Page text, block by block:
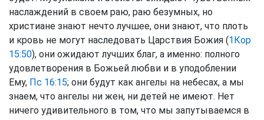
наслаждений в своем раю, раю безумных, но
христиане знают нечто лучшее, они знают, что плоть
и кровь не могут наследовать Царствия Божия (1Кор
15:50), они ожидают лучших благ, а именно: полного
удовлетворения в Божьей любви и в уподоблении
Ему, Пс 16:15; они будут как ангелы на небесах, а мы
знаем, что ангелы ни жен, ни детей не имеют. Нет
ничего удивительного в том, что мы запутываемся в